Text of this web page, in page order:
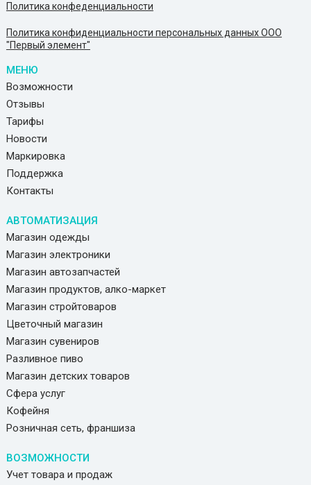
Политика конфеденциальности
Политика конфиденциальности персональных данных ООО
"Первый элемент"
МЕНЮ
Возможности
Отзывы
Тарифы
Новости
Маркировка
Поддержка
Контакты
АВТОМАТИЗАЦИЯ
Магазин одежды
Магазин электроники
Магазин автозапчастей
Магазин продуктов, алко-маркет
Магазин стройтоваров
Цветочный магазин
Магазин сувениров
Разливное пиво
Магазин детских товаров
Сфера услуг
Кофейня
Розничная сеть, франшиза
ВОЗМОЖНОСТИ
Учет товара и продаж